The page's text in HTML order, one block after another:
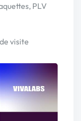
PLV
visite